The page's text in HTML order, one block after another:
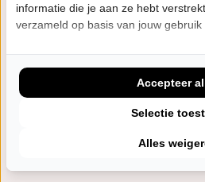
13
FEB
Atlas Theater
Emmen
Theater 't
informatie die je aan ze hebt
verzameld op basis van jouw gebruik
Alles
Selectie
Accepteer